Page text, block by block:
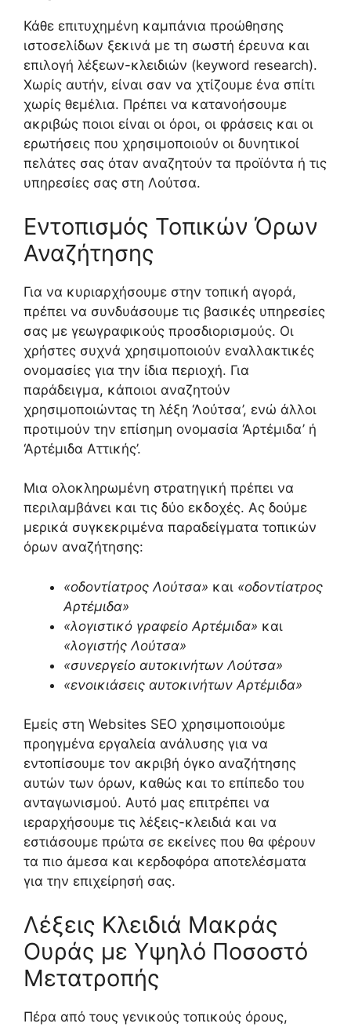
Κάθε επιτυχημένη καμπάνια προώθησης
ιστοσελίδων ξεκινά με τη σωστή έρευνα και
επιλογή λέξεων-κλειδιών (keyword research).
Χωρίς αυτήν, είναι σαν να χτίζουμε ένα σπίτι
χωρίς θεμέλια. Πρέπει να κατανοήσουμε
ακριβώς ποιοι είναι οι όροι, οι φράσεις και οι
ερωτήσεις που χρησιμοποιούν οι δυνητικοί
πελάτες σας όταν αναζητούν τα προϊόντα ή τις
υπηρεσίες σας στη Λούτσα.
Εντοπισμός Τοπικών Όρων
Αναζήτησης
Για να κυριαρχήσουμε στην τοπική αγορά,
πρέπει να συνδυάσουμε τις βασικές υπηρεσίες
σας με γεωγραφικούς προσδιορισμούς. Οι
χρήστες συχνά χρησιμοποιούν εναλλακτικές
ονομασίες για την ίδια περιοχή. Για
παράδειγμα, κάποιοι αναζητούν
χρησιμοποιώντας τη λέξη ‘Λούτσα’, ενώ άλλοι
προτιμούν την επίσημη ονομασία ‘Αρτέμιδα’ ή
‘Αρτέμιδα Αττικής’.
Μια ολοκληρωμένη στρατηγική πρέπει να
περιλαμβάνει και τις δύο εκδοχές. Ας δούμε
μερικά συγκεκριμένα παραδείγματα τοπικών
όρων αναζήτησης:
«οδοντίατρος Λούτσα» και «οδοντίατρος
Αρτέμιδα»
«λογιστικό γραφείο Αρτέμιδα» και
«λογιστής Λούτσα»
«συνεργείο αυτοκινήτων Λούτσα»
«ενοικιάσεις αυτοκινήτων Αρτέμιδα»
Εμείς στη Websites SEO χρησιμοποιούμε
προηγμένα εργαλεία ανάλυσης για να
εντοπίσουμε τον ακριβή όγκο αναζήτησης
αυτών των όρων, καθώς και το επίπεδο του
ανταγωνισμού. Αυτό μας επιτρέπει να
ιεραρχήσουμε τις λέξεις-κλειδιά και να
εστιάσουμε πρώτα σε εκείνες που θα φέρουν
τα πιο άμεσα και κερδοφόρα αποτελέσματα
για την επιχείρησή σας.
Λέξεις Κλειδιά Μακράς
Ουράς με Υψηλό Ποσοστό
Μετατροπής
Πέρα από τους γενικούς τοπικούς όρους,